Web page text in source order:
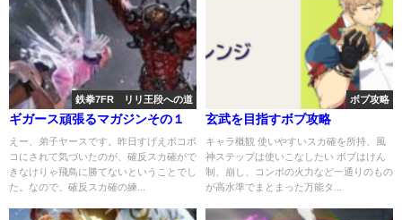
鉄拳7FR リリ王段への道
ギガース頑張るマガジンその１
えー、弟子ヤースです。昨日すげえボコボ
コにされて気づいたのが、確反スカ確がで
きなけりゃ飛鳥に勝てないということでし
た。なので、確反スカ確の練...
ボブ攻略
玄武を目指すボブ攻略
キャラ概観 使いやすいスカ確を所持、風
神ステップは使いこなしたい ボブはけん
制、崩し、コンボの火力など一通りのもの
が高水準でまとまった万能タ...